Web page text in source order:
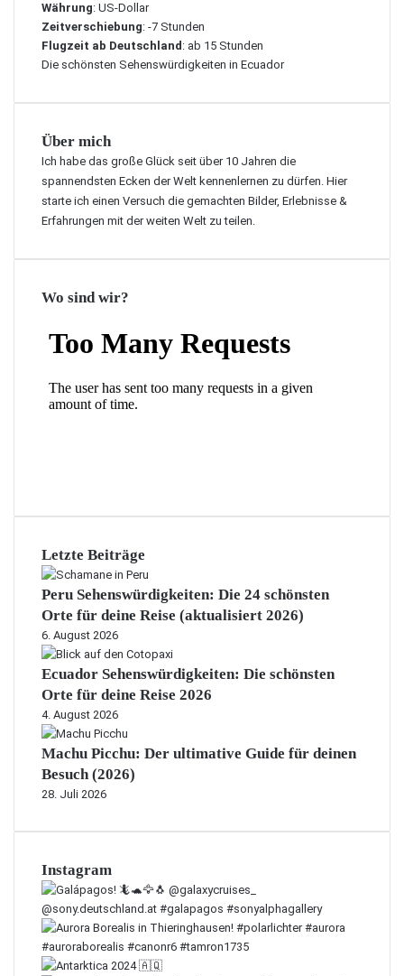
Währung: US-Dollar
Zeitverschiebung: -7 Stunden
Flugzeit ab Deutschland : ab 15 Stunden
Die schönsten Sehenswürdigkeiten in Ecuador
Über mich
Ich habe das große Glück seit über 10 Jahren die
spannendsten Ecken der Welt kennenlernen zu dürfen. Hier
starte ich einen Versuch die gemachten Bilder, Erlebnisse &
Erfahrungen mit der weiten Welt zu teilen.
Wo sind wir?
Letzte Beiträge
Peru Sehenswürdigkeiten: Die 24 schönsten
Orte für deine Reise (aktualisiert 2026)
6. August 2026
Ecuador Sehenswürdigkeiten: Die schönsten
Orte für deine Reise 2026
4. August 2026
Machu Picchu: Der ultimative Guide für deinen
Besuch (2026)
28. Juli 2026
Instagram